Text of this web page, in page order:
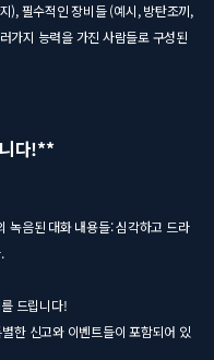
), 필수적인 장비들 (예시, 방탄조끼,
가지 능력을 가진 사람들로 구성된
다!**
녹음된 대화 내용들: 심각하고 드라
드립니다!
한 신고와 이벤트들이 포함되어 있